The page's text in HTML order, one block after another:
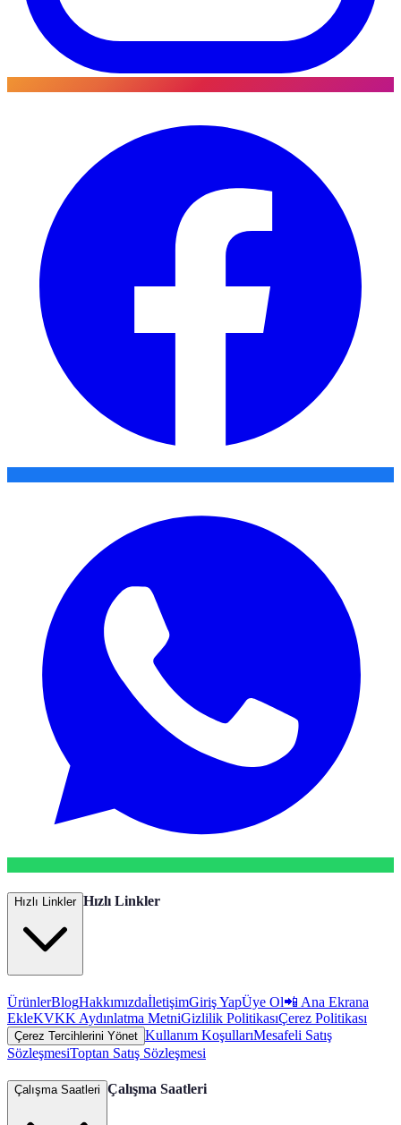
Hızlı Linkler Hızlı Linkler
ÜrünlerBlogHakkımızdaİletişimGiriş YapÜye Ol📲 Ana Ekrana
EkleKVKK Aydınlatma MetniGizlilik PolitikasıÇerez Politikası
Çerez Tercihlerini Yönet Kullanım KoşullarıMesafeli Satış
SözleşmesiToptan Satış Sözleşmesi
Çalışma Saatleri Çalışma Saatleri